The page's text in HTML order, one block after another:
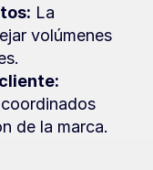
La
volúmenes
de la marca.